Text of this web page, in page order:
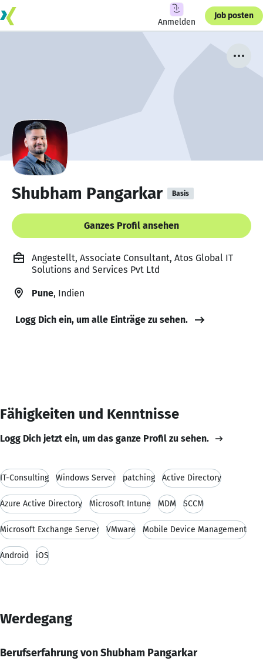
Anmelden
Job posten
Shubham Pangarkar Basis
Ganzes Profil ansehen
Angestellt, Associate Consultant, Atos Global IT
Solutions and Services Pvt Ltd
Pune, Indien
Logg Dich ein, um alle Einträge zu sehen.
Fähigkeiten und Kenntnisse
Logg Dich jetzt ein, um das ganze Profil zu sehen.
IT-Consulting Windows Server patching Active Directory
Azure Active Directory Microsoft Intune MDM SCCM
Microsoft Exchange Server VMware Mobile Device Management
Android iOS
Werdegang
Berufserfahrung von Shubham Pangarkar